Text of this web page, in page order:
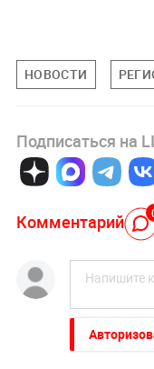
НОВОСТИ
Подписаться на
Комментарий